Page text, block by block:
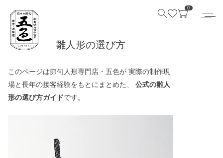
0
雛人形の選び方
このページは節句人形専門店・五色が 実際の制作現
場と長年の接客経験をもとにまとめた、 公式の雛人
形の選び方ガイドです。